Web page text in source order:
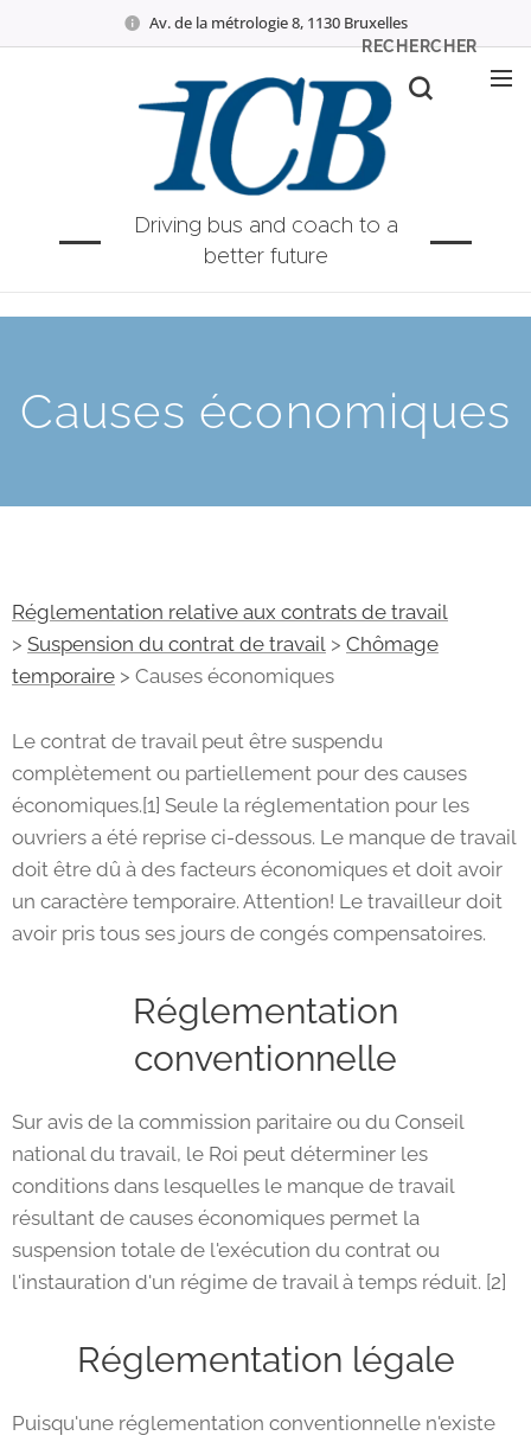
Av. de la métrologie 8, 1130 Bruxelles
Driving bus and coach to a
better future
RECHERCHER
Causes économiques
Réglementation relative aux contrats de travail
> Suspension du contrat de travail > Chômage
temporaire > Causes économiques
Le contrat de travail peut être suspendu
complètement ou partiellement pour des causes
économiques.[1] Seule la réglementation pour les
ouvriers a été reprise ci-dessous. Le manque de travail
doit être dû à des facteurs économiques et doit avoir
un caractère temporaire. Attention! Le travailleur doit
avoir pris tous ses jours de congés compensatoires.
Réglementation
conventionnelle
Sur avis de la commission paritaire ou du Conseil
national du travail, le Roi peut déterminer les
conditions dans lesquelles le manque de travail
résultant de causes économiques permet la
suspension totale de l'exécution du contrat ou
l'instauration d'un régime de travail à temps réduit. [2]
Réglementation légale
Puisqu'une réglementation conventionnelle n'existe